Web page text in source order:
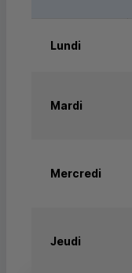
Lundi
Mardi
Mercredi
Jeudi